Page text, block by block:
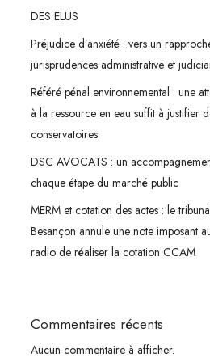
DES ELUS
Préjudice d’anxiété : vers un
jurisprudences administrative et
Référé pénal environnemental : une
à la ressource en eau suffit à justifier
conservatoires
DSC AVOCATS : un
chaque étape du marché public
MERM et cotation des actes : le
Besançon annule une note imposant
radio de réaliser la cotation CCAM
Commentaires récents
Aucun commentaire à afficher.